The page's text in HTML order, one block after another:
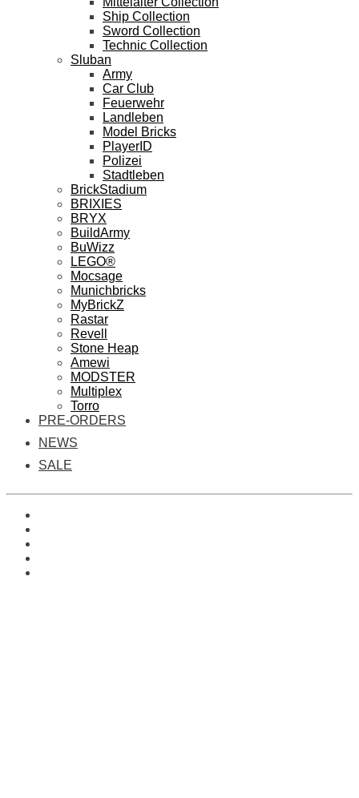
Ship Collection
Sword Collection
Technic Collection
Sluban
Army
Car Club
Feuerwehr
Landleben
Model Bricks
PlayerID
Polizei
Stadtleben
BrickStadium
BRIXIES
BRYX
BuildArmy
BuWizz
LEGO®
Mocsage
Munichbricks
MyBrickZ
Rastar
Revell
Stone Heap
Amewi
MODSTER
Multiplex
Torro
PRE-ORDERS
NEWS
SALE